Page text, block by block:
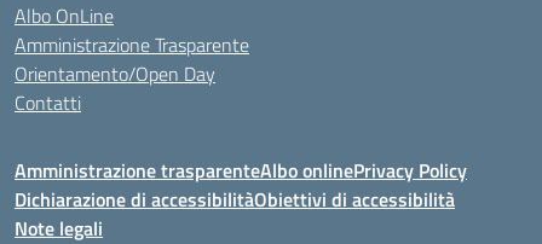
Albo OnLine
Amministrazione Trasparente
Orientamento/Open Day
Contatti
Amministrazione trasparenteAlbo onlinePrivacy Policy
Dichiarazione di accessibilitàObiettivi di accessibilità
Note legali